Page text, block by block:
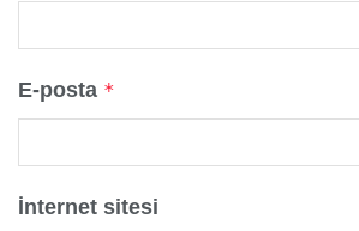
E-posta *
İnternet sitesi